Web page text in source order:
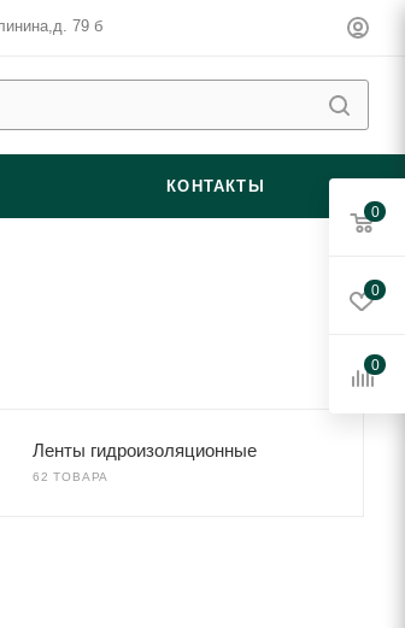
79 б
КОНТАКТЫ
Ленты гидроизоляционные
62 ТОВАРА
0
0
0